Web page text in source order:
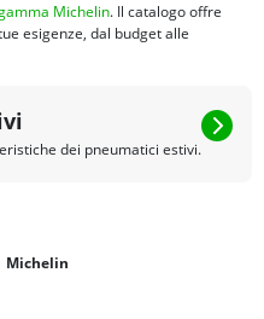
Michelin. Il catalogo offre
esigenze, dal budget alle
dei pneumatici estivi.
Michelin